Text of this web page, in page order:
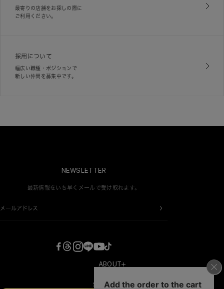
最寄りの店舗をお探しの際に
ご利用ください。
採用について
幅広い職種・ポジションで
新しい仲間を募集中です。
NEWSLETTER
最新情報をいち早くメールで受け取れます。
メールアドレス
ABOUT
COMPANY
SHOPPING